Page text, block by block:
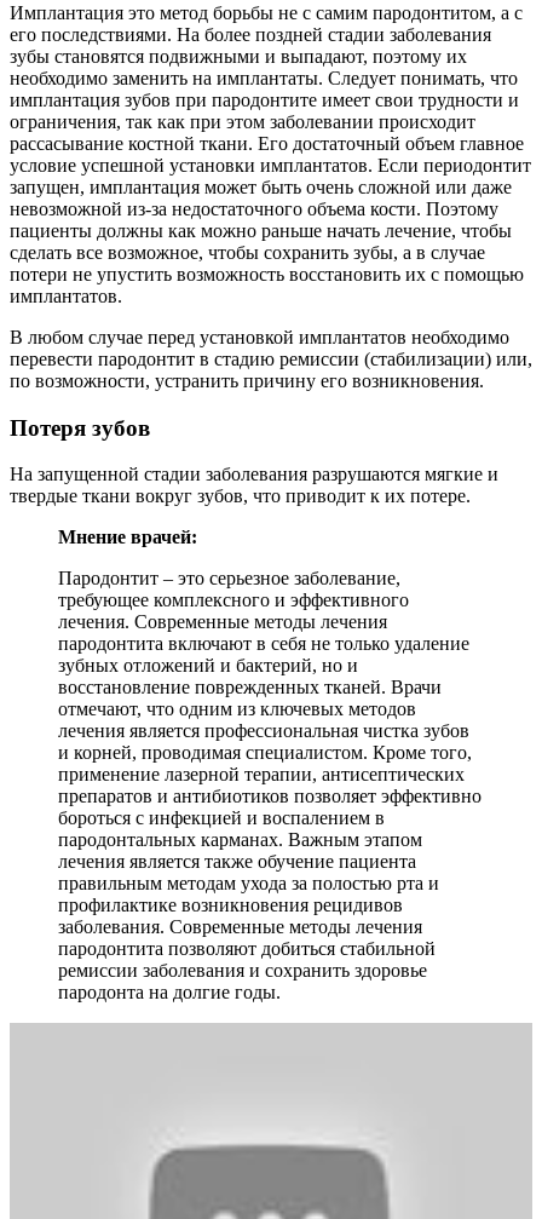
Имплантация это метод борьбы не с самим пародонтитом, а с
его последствиями. На более поздней стадии заболевания
зубы становятся подвижными и выпадают, поэтому их
необходимо заменить на имплантаты. Следует понимать, что
имплантация зубов при пародонтите имеет свои трудности и
ограничения, так как при этом заболевании происходит
рассасывание костной ткани. Его достаточный объем главное
условие успешной установки имплантатов. Если периодонтит
запущен, имплантация может быть очень сложной или даже
невозможной из-за недостаточного объема кости. Поэтому
пациенты должны как можно раньше начать лечение, чтобы
сделать все возможное, чтобы сохранить зубы, а в случае
потери не упустить возможность восстановить их с помощью
имплантатов.
В любом случае перед установкой имплантатов необходимо
перевести пародонтит в стадию ремиссии (стабилизации) или,
по возможности, устранить причину его возникновения.
Потеря зубов
На запущенной стадии заболевания разрушаются мягкие и
твердые ткани вокруг зубов, что приводит к их потере.
Мнение врачей:
Пародонтит – это серьезное заболевание,
требующее комплексного и эффективного
лечения. Современные методы лечения
пародонтита включают в себя не только удаление
зубных отложений и бактерий, но и
восстановление поврежденных тканей. Врачи
отмечают, что одним из ключевых методов
лечения является профессиональная чистка зубов
и корней, проводимая специалистом. Кроме того,
применение лазерной терапии, антисептических
препаратов и антибиотиков позволяет эффективно
бороться с инфекцией и воспалением в
пародонтальных карманах. Важным этапом
лечения является также обучение пациента
правильным методам ухода за полостью рта и
профилактике возникновения рецидивов
заболевания. Современные методы лечения
пародонтита позволяют добиться стабильной
ремиссии заболевания и сохранить здоровье
пародонта на долгие годы.